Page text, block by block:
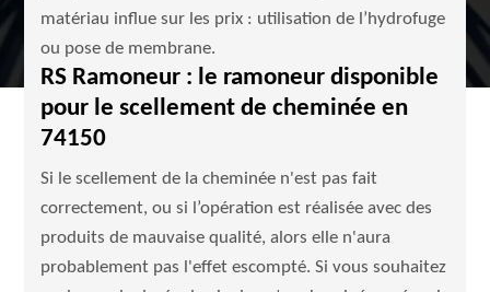
matériau influe sur les prix : utilisation de l’hydrofuge
ou pose de membrane.
RS Ramoneur : le ramoneur disponible
pour le scellement de cheminée en
74150
Si le scellement de la cheminée n'est pas fait
correctement, ou si l’opération est réalisée avec des
produits de mauvaise qualité, alors elle n'aura
probablement pas l'effet escompté. Si vous souhaitez